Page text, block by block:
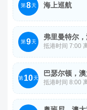
第8天 海上巡航
今日海上巡航，尽情
第9天
弗里曼特尔，
抵港时间 7:00
游轮早餐后集合下船
生动物园，充满乐
瞰天鹅河的景观公
【弗里曼特尔监狱
第10天
巴瑟尔顿，
抵港时间 8:00
游轮早餐后集合下船